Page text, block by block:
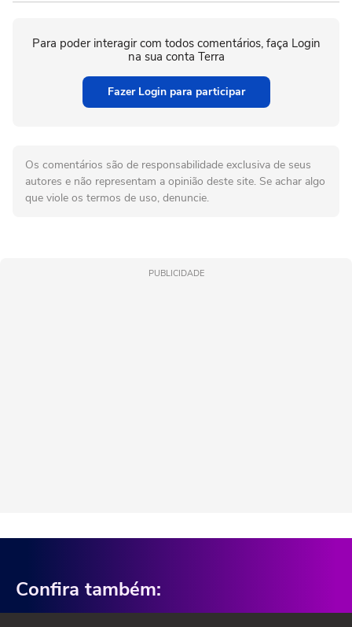
Para poder interagir com todos comentários, faça Login
na sua conta Terra
Fazer Login para participar
Os comentários são de responsabilidade exclusiva de seus
autores e não representam a opinião deste site. Se achar algo
que viole os termos de uso, denuncie.
PUBLICIDADE
Confira também: